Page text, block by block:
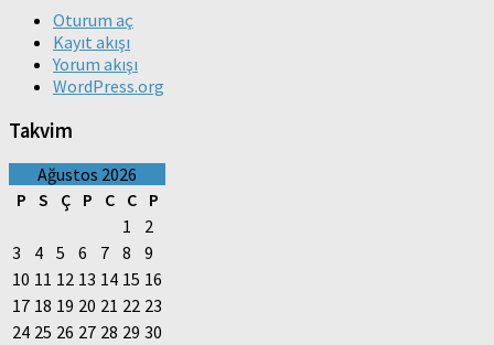
Oturum aç
Kayıt akışı
Yorum akışı
WordPress.org
Takvim
Ağustos 2026
P S Ç P C C
P
1
2
3
4 5 6 7 8
9
10 11 12 13 14 15 16
17 18 19 20 21 22 23
24 25 26 27 28 29 30